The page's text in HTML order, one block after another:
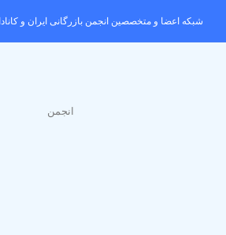
شبکه اعضا و متخصصین انجمن بازرگانی ایران و کانادا